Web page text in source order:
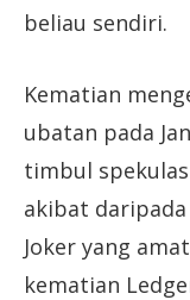
beliau sendiri.
Kematian
ubatan pada
timbul
akibat
Joker yang
kematian